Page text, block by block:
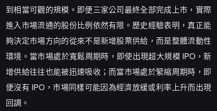
到相當可觀的規模。即便三家公司最終全部完成上市，實際
進入市場流通的股份比例依然有限。歷史經驗表明，真正能
夠決定市場方向的從來不是新增股票供給，而是整體流動性
環境。當市場處於寬鬆周期時，即使出現超大規模 IPO，新
增供給往往也能被迅速吸收；而當市場處於緊縮周期時，即
便沒有 IPO，市場同樣可能因為經濟放緩或利率上升而出現
回調。